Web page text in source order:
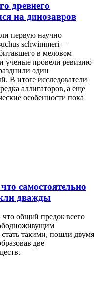
древнего
на динозавров
первую научно
schwimmeri —
в меловом
ученые провели ревизию
один
В итоге исследователи
аллигаторов, а еще
особенности пока
самостоятельно
дважды
общий предок всего
такими, пошли двумя
две